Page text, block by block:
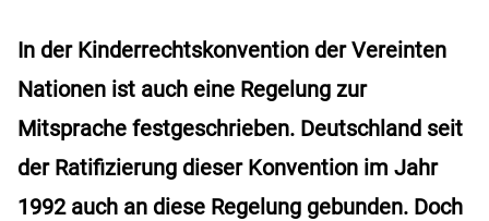
In der Kinderrechtskonvention der Vereinten
Nationen ist auch eine Regelung zur
Mitsprache festgeschrieben. Deutschland seit
der Ratifizierung dieser Konvention im Jahr
1992 auch an diese Regelung gebunden. Doch